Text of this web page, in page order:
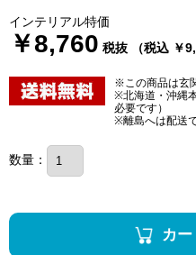
インテリアル特価
￥8,760 税抜 （税込 ￥
※この商品は玄
※北海道・沖縄
必要です）
※離島へは配送
数量：
カ